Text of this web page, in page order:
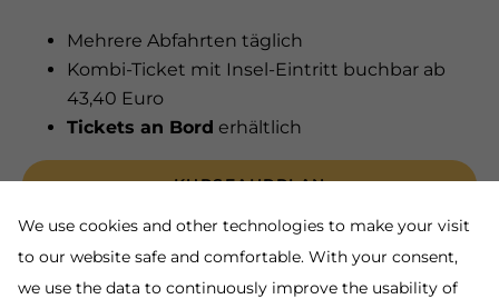
We use cookies and other technologies to make your visit
to our website safe and comfortable. With your consent,
we use the data to continuously improve the usability of
Mehrere Abfahrten täglich
Kombi-Ticket mit Insel-Eintritt buchbar ab
43,40 Euro
Tickets an Bord erhältlich
KURSFAHRPLAN